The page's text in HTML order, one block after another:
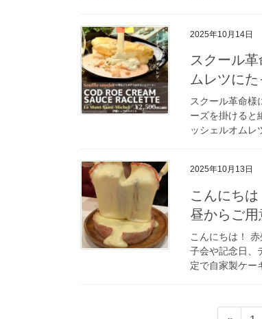
2025年10月14日
スクール
ムレツに
スクール革命様
ーズを掛けると
ッシェルオム
2025年10月13日
こんにち
昼からご用
こんにちは！
子会や記念日、
定で自家製ケ